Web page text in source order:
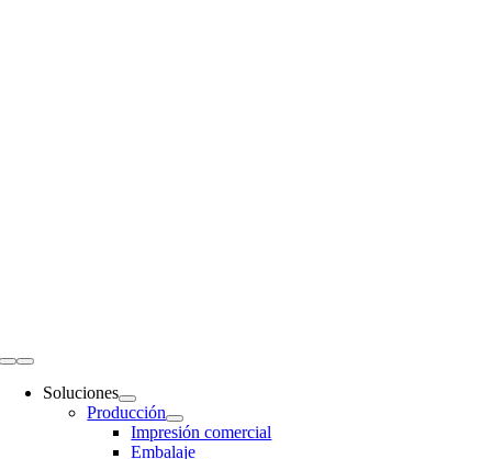
Navegación
palancaSoluciones
Producción
Impresión comercial
Embalaje